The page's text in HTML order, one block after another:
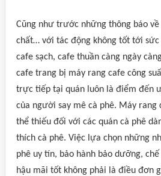
Cũng như trước những thông báo
chất… với tác động không tốt tới sức
cafe sạch, cafe thuần càng ngày
cafe trang bị máy rang cafe công
trực tiếp tại quán luôn là điểm đến
của người say mê cà phê. Máy rang
thể thiếu đối với các quán cà phê
thích cà phê. Việc lựa chọn những
phê uy tín, bảo hành bảo dưỡng,
hậu mãi tốt không phải là điều đơn